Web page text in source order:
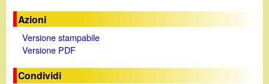
Azioni
Versione stampabile
Versione PDF
Condividi